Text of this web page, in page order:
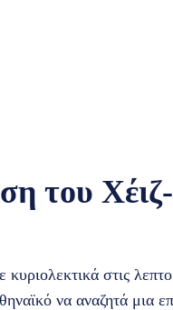
του Χέιζ-
κυριολεκτικά στις
να αναζητά μια